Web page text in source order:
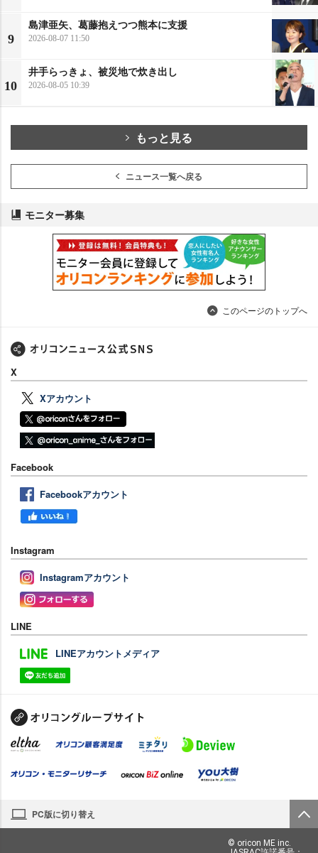
9
島津亜矢、葛藤抱えつつ熊本に支援
2026-08-07 11:50
10
井手らっきょ、被災地で炊き出し
2026-08-05 10:39
もっと見る
ニュース一覧へ戻る
モニター募集
このページのトップへ
X
Xアカウント
Facebook
Facebookアカウント
Instagram
Instagramアカウント
LINE
LINEアカウントメディア
PC版に切り替え
© oricon ME inc.